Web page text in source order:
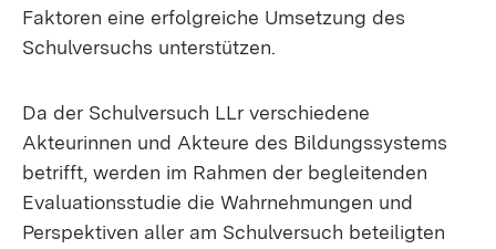
Faktoren eine erfolgreiche Umsetzung des
Schulversuchs unterstützen.
Da der Schulversuch LLr verschiedene
Akteurinnen und Akteure des Bildungssystems
betrifft, werden im Rahmen der begleitenden
Evaluationsstudie die Wahrnehmungen und
Perspektiven aller am Schulversuch beteiligten